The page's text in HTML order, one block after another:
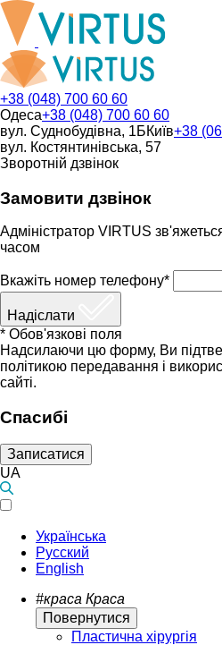
+38 (048) 700 60 60
Одеса+38 (048) 700 60 60
вул. Суднобудівна, 1БКиїв+38
вул. Костянтинівська, 57
Зворотній дзвінок
Замовити дзвінок
Адміністратор VIRTUS
часом
Вкажіть номер телефону*
Надіслати
* Обов'язкові поля
Надсилаючи цю форму, Ви
політикою передавання і
сайті.
Спасибі
Записатися
UA
Українська
Русский
English
#краса Краса
Повернутися
Пластична хірургія